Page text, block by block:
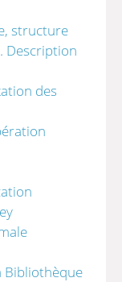
structure
Description
des
Bibliothèque